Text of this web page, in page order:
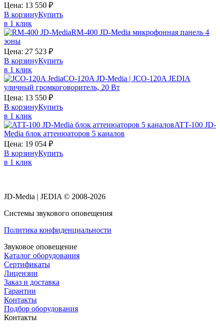
Цена: 13 550 ₽
В корзинуКупить
в 1 клик
RM-400 JD-Media микрофонная панель 4
зоны
Цена: 27 523 ₽
В корзинуКупить
в 1 клик
CO-120A JD-Media | JCO-120A JEDIA
уличный громкоговоритель, 20 Вт
Цена: 13 550 ₽
В корзинуКупить
в 1 клик
ATT-100 JD-
Media блок аттенюаторов 5 каналов
Цена: 19 054 ₽
В корзинуКупить
в 1 клик
JD-Media | JEDIA © 2008-2026
Системы звукового оповещения
Политика конфиденциальности
Звуковое оповещение
Каталог оборудования
Сертификаты
Лицензии
Заказ и доставка
Гарантии
Контакты
Подбор оборудования
Контакты